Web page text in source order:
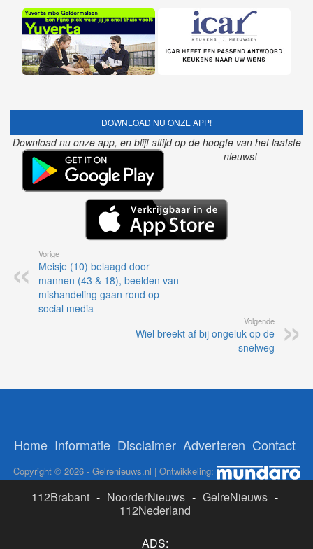
DOWNLOAD NU ONZE APP!
Download nu onze app, en blijf altijd op de hoogte van het laatste
nieuws!
Vorige
Meisje (10) belaagd door
mannen (43 & 18), beelden van
mishandeling gaan rond op
social media
Volgende
Wiel breekt af bij ongeluk op de
snelweg
Home Informatie Disclaimer Adverteren Contact
Copyright © 2026 - Gelrenieuws.nl | Ontwikkeling:
112Brabant - NoorderNieuws - GelreNieuws -
112Nederland
ADS: